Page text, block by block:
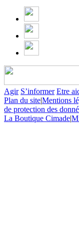
Agir S’informer Etre
Plan du site|Mentions
de protection des
La Boutique Cimade|